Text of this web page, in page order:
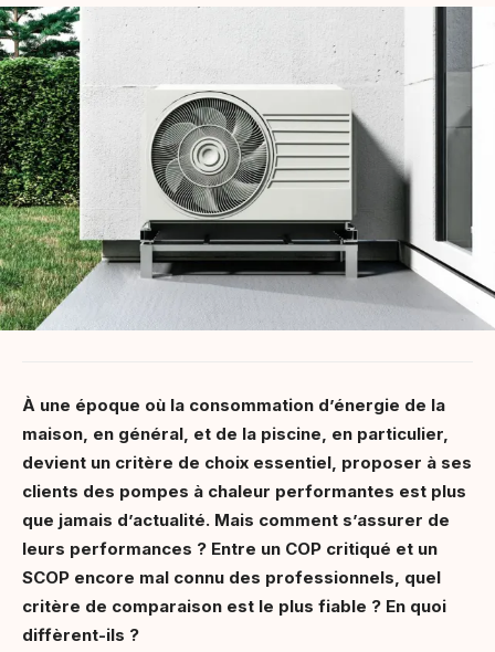
À une époque où la consommation d’énergie de la
maison, en général, et de la piscine, en particulier,
devient un critère de choix essentiel, proposer à ses
clients des pompes à chaleur performantes est plus
que jamais d’actualité. Mais comment s’assurer de
leurs performances ? Entre un COP critiqué et un
SCOP encore mal connu des professionnels, quel
critère de comparaison est le plus fiable ? En quoi
diffèrent-ils ?